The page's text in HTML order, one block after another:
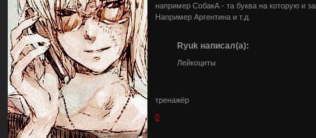
например СобакА - та буква на которую и
Например Аргентина и т.д.
Ryuk написал(а):
Лейкоциты
тренажёр
0